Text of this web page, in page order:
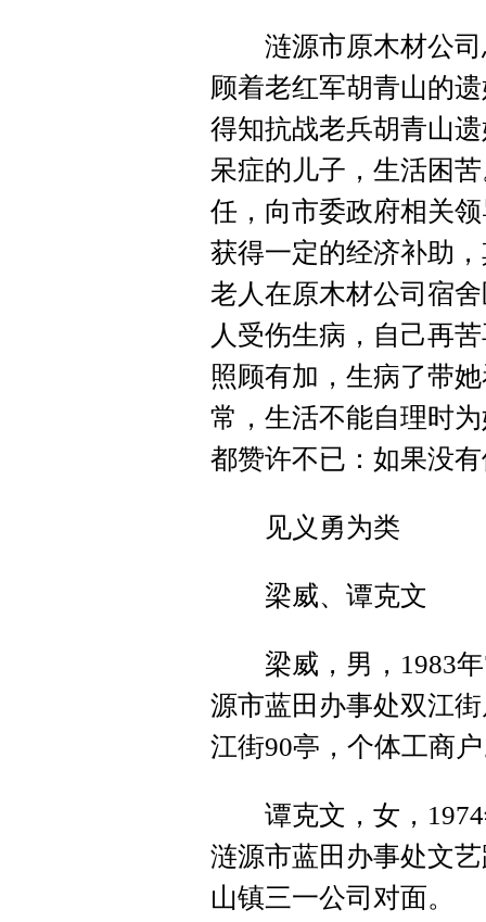
涟源市原木材公司
顾着老红军胡青山的
得知抗战老兵胡青山
呆症的儿子，生活困
任，向市委政府相关
获得一定的经济补助
老人在原木材公司宿
人受伤生病，自己再
照顾有加，生病了带
常，生活不能自理时
都赞许不已：如果没
见义勇为类
梁威、谭克文
梁威，男，1983年7
源市蓝田办事处双江
江街90亭，个体工商
谭克文，女，1974
涟源市蓝田办事处文
山镇三一公司对面。